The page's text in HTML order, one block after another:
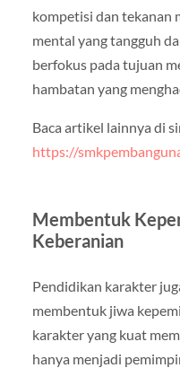
kompetisi dan tekanan
mental yang tangguh
berfokus pada tujuan
hambatan yang
Baca artikel lainnya di
https://
Membentuk
Keberanian
Pendidikan karakter
membentuk jiwa
karakter yang kuat
hanya menjadi